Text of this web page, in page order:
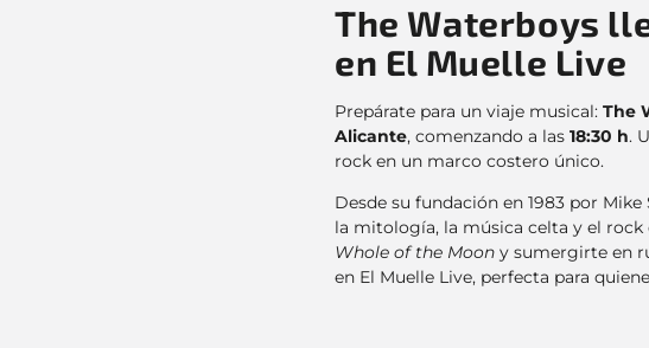
The Waterboys
en El Muelle Live
Prepárate para un viaje musical: The
Alicante, comenzando a las 18:30 h.
rock en un marco costero único.
Desde su fundación en 1983 por
la mitología, la música celta y el
Whole of the Moon y sumergirte en
en El Muelle Live, perfecta para